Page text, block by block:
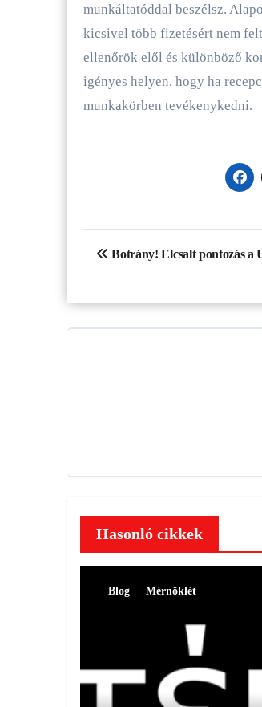
munkáltatóddal beszélsz.
kicsivel több fizetésért nem
ellenőrök elől és különböző
igényes helyen, hogy ha
munkakörben tevékenykedni.
Bejegyzés
Botrány! Elcsalt pontozás a
Hasonló cikkek
Blog Mérnöklét